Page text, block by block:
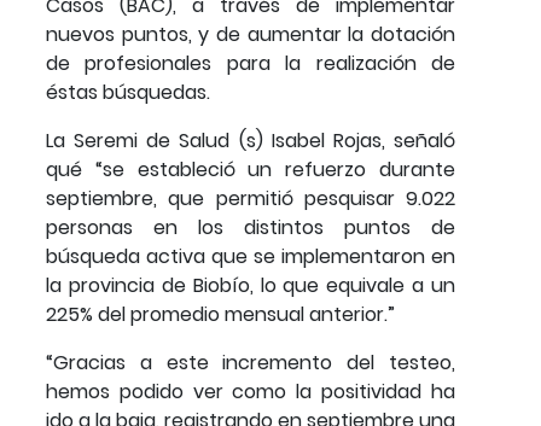
Casos (BAC), a través de implementar
nuevos puntos, y de aumentar la dotación
de profesionales para la realización de
éstas búsquedas.
La Seremi de Salud (s) Isabel Rojas, señaló
qué “se estableció un refuerzo durante
septiembre, que permitió pesquisar 9.022
personas en los distintos puntos de
búsqueda activa que se implementaron en
la provincia de Biobío, lo que equivale a un
225% del promedio mensual anterior.”
“Gracias a este incremento del testeo,
hemos podido ver como la positividad ha